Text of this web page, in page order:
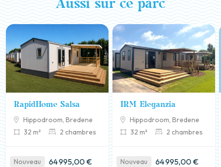
Aussi sur ce parc
RapidHome Salsa
Hippodroom, Bredene
32 m²
2 chambres
Nouveau 64 995,00 €
IRM Eleganzia
Hippodroom, Bredene
32 m²
2 chambres
Nouveau 64 995,00 €